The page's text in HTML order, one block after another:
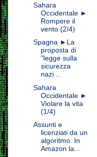
Sahara
Occidentale ►
Rompere il
vento (2/4)
Spagna ►La
proposta di
"legge sulla
sicurezza
nazi...
Sahara
Occidentale ►
Violare la vita
(1/4)
Assunti e
licenziati da un
algoritmo. In
Amazon la...